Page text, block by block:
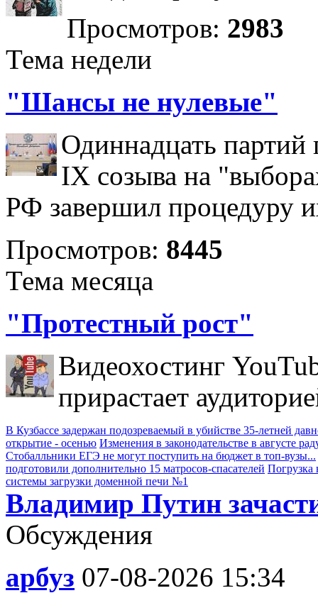
Просмотров: 2983
Тема недели
"Шансы не нулевые"
Одиннадцать партий
IX созыва на
РФ завершил процедуру
Просмотров: 8445
Тема месяца
"Протестный рост"
Видеохостинг
прирастает
В Кузбассе задержан подозреваемый в убийстве 35-летней
открытие - осенью Изменения в законодательстве в августе
Стобалльники ЕГЭ не могут поступить на бюджет в топ-вузы...
подготовили дополнительно 15 матросов-спасателей Погрузка
системы загрузки доменной печи №1
Владимир Путин
Обсуждения
арбуз 07-08-2026 15:34